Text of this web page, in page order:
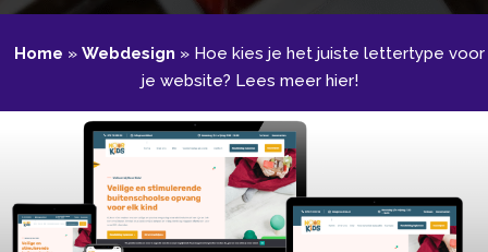
Home » Webdesign » Hoe kies je het juiste lettertype voor
je website? Lees meer hier!